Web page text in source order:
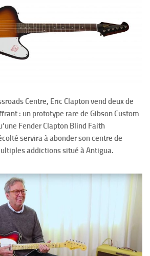
Centre, Eric Clapton vend deux de
: un prototype rare de Gibson Custom
Fender Clapton Blind Faith
servira à abonder son centre de
addictions situé à Antigua.